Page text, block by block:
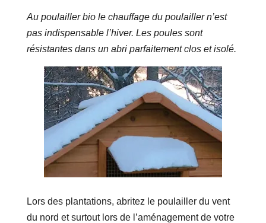
Au poulailler bio le chauffage du poulailler n’est
pas indispensable l’hiver. Les poules sont
résistantes dans un abri parfaitement clos et isolé.
Lors des plantations, abritez le poulailler du vent
du nord et surtout lors de l’aménagement de votre